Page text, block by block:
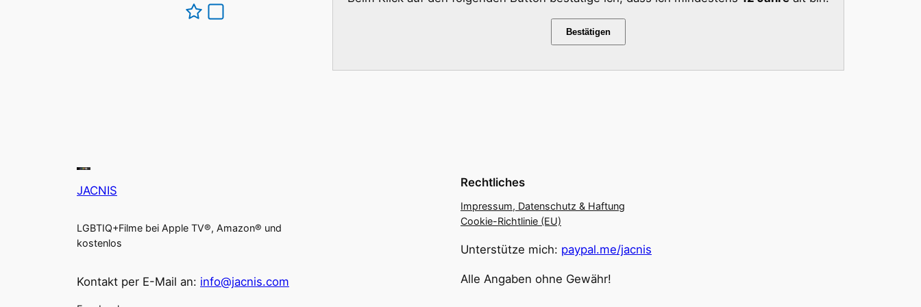
Bestätigen
JACNIS
LGBTIQ+Filme bei Apple TV®, Amazon® und
kostenlos
Kontakt per E-Mail an: info@jacnis.com
Rechtliches
Impressum, Datenschutz & Haftung
Cookie-Richtlinie (EU)
Unterstütze mich: paypal.me/jacnis
Alle Angaben ohne Gewähr!